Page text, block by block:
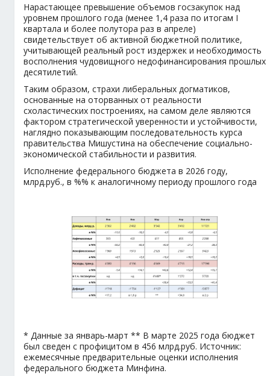
Нарастающее превышение объемов госзакупок над
уровнем прошлого года (менее 1,4 раза по итогам I
квартала и более полутора раз в апреле)
свидетельствует об активной бюджетной политике,
учитывающей реальный рост издержек и необходимость
восполнения чудовищного недофинансирования прошлых
десятилетий.
Таким образом, страхи либеральных догматиков,
основанные на оторванных от реальности
схоластических построениях, на самом деле являются
фактором стратегической уверенности и устойчивости,
наглядно показывающим последовательность курса
правительства Мишустина на обеспечение социально-
экономической стабильности и развития.
Исполнение федерального бюджета в 2026 году,
млрд.руб., в %% к аналогичному периоду прошлого года
* Данные за январь-март ** В марте 2025 года бюджет
был сведен с профицитом в 456 млрд.руб. Источник:
ежемесячные предварительные оценки исполнения
федерального бюджета Минфина.